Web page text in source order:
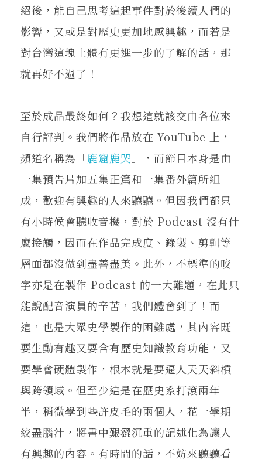
紹後，能自己思考這起事件對於後續人們的
影響，又或是對歷史更加地感興趣，而若是
對台灣這塊土體有更進一步的了解的話，那
就再好不過了！
至於成品最終如何？我想這就該交由各位來
自行評判。我們將作品放在 YouTube 上，
頻道名稱為「鹿窟鹿哭 」，而節目本身是由
一集預告片加五集正篇和一集番外篇所組
成，歡迎有興趣的人來聽聽。但因我們都只
有小時候會聽收音機，對於 Podcast 沒有什
麼接觸，因而在作品完成度、錄製、剪輯等
層面都沒做到盡善盡美。此外，不標準的咬
字亦是在製作 Podcast 的一大難題，在此只
能說配音演員的辛苦，我們體會到了！而
這，也是大眾史學製作的困難處，其內容既
要生動有趣又要含有歷史知識教育功能，又
要學會硬體製作，根本就是要逼人天天斜槓
與跨領域。但至少這是在歷史系打滾兩年
半，稍微學到些許皮毛的兩個人，花一學期
絞盡腦汁，將書中艱澀沉重的記述化為讓人
有興趣的內容。有時間的話，不妨來聽聽看